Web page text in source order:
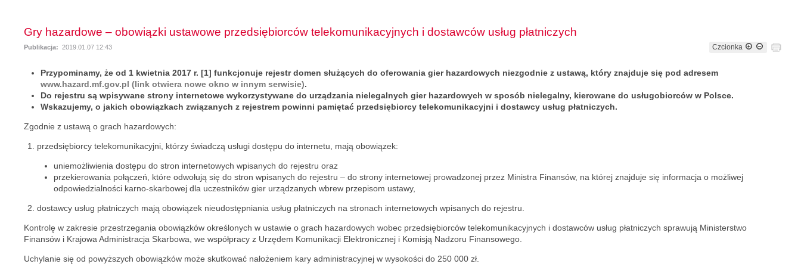
Gry hazardowe – obowiązki ustawowe przedsiębiorców telekomunikacyjnych i dostawców usług płatniczych
Publikacja: 2019.01.07 12:43 Czcionka
Przypominamy, że od 1 kwietnia 2017 r. [1] funkcjonuje rejestr domen służących do oferowania gier hazardowych niezgodnie z ustawą, który znajduje się pod adresem
www.hazard.mf.gov.pl (link otwiera nowe okno w innym serwisie).
Do rejestru są wpisywane strony internetowe wykorzystywane do urządzania nielegalnych gier hazardowych w sposób nielegalny, kierowane do usługobiorców w Polsce.
Wskazujemy, o jakich obowiązkach związanych z rejestrem powinni pamiętać przedsiębiorcy telekomunikacyjni i dostawcy usług płatniczych.
Zgodnie z ustawą o grach hazardowych:
przedsiębiorcy telekomunikacyjni, którzy świadczą usługi dostępu do internetu, mają obowiązek:
uniemożliwienia dostępu do stron internetowych wpisanych do rejestru oraz
przekierowania połączeń, które odwołują się do stron wpisanych do rejestru – do strony internetowej prowadzonej przez Ministra Finansów, na której znajduje się informacja o możliwej
odpowiedzialności karno-skarbowej dla uczestników gier urządzanych wbrew przepisom ustawy,
dostawcy usług płatniczych mają obowiązek nieudostępniania usług płatniczych na stronach internetowych wpisanych do rejestru.
Kontrolę w zakresie przestrzegania obowiązków określonych w ustawie o grach hazardowych wobec przedsiębiorców telekomunikacyjnych i dostawców usług płatniczych sprawują Ministerstwo
Finansów i Krajowa Administracja Skarbowa, we współpracy z Urzędem Komunikacji Elektronicznej i Komisją Nadzoru Finansowego.
Uchylanie się od powyższych obowiązków może skutkować nałożeniem kary administracyjnej w wysokości do 250 000 zł.